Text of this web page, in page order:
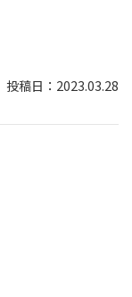
2023.03.28